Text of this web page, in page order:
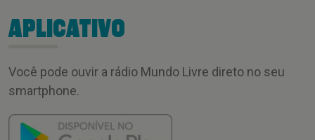
APLICATIVO
Você pode ouvir a rádio Mundo Livre direto no seu
smartphone.